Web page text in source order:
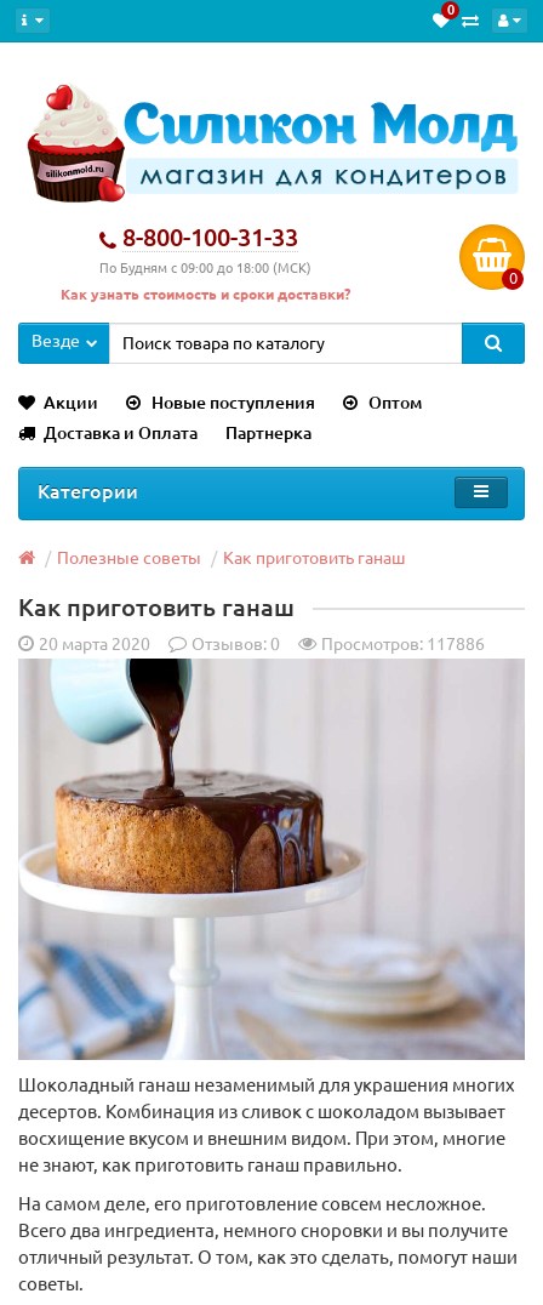
0
8-800-100-31-33
По Будням с 09:00 до 18:00 (МСК)
Как узнать стоимость и сроки доставки?
0
Везде
Акции Новые поступления
Оптом
Доставка и Оплата
Партнерка
Категории
Полезные советы Как приготовить ганаш
Венчик кухонный с толстыми струнами 32 см
Диаметр:6,5 см Длина:32 см Страна произв.:Китай
Нержавеющая сталь
150 руб.
Хит продаж
Как приготовить ганаш
20 марта 2020 Отзывов:0 Просмотров: 117886
Шоколадный ганаш незаменимый для украшения многих
десертов. Комбинация из сливок с шоколадом вызывает
восхищение вкусом и внешним видом. При этом, многие
не знают, как приготовить ганаш правильно.
На самом деле, его приготовление совсем несложное.
Всего два ингредиента, немного сноровки и вы получите
отличный результат. О том, как это сделать, помогут наши
советы.